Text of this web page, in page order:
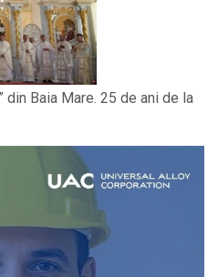
din Baia Mare. 25 de ani de la